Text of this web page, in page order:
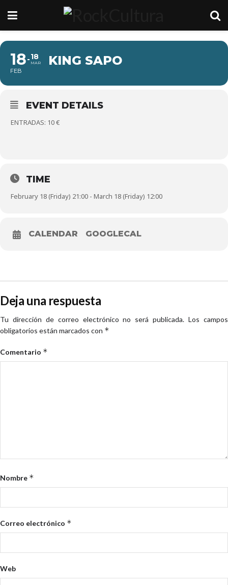
18
FEB
18
MAR KING SAPO
EVENT DETAILS
ENTRADAS: 10 €
TIME
February 18 (Friday) 21:00 - March 18 (Friday) 12:00
CALENDAR GOOGLECAL
Deja una respuesta
Tu dirección de correo electrónico no será publicada. Los campos
obligatorios están marcados con *
Comentario *
Nombre *
Correo electrónico *
Web